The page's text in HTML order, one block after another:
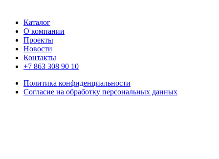
Каталог
О компании
Проекты
Новости
Контакты
+7 863 308 90 10
Политика конфиденциальности
Согласие на обработку персональных данных